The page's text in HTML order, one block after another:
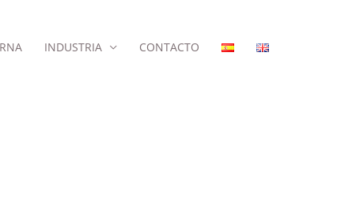
INDUSTRIA CONTACTO